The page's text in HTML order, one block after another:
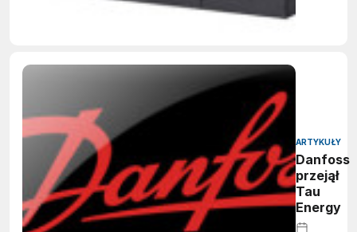
ARTYKUŁY
Danfoss
przejął
Tau
Energy